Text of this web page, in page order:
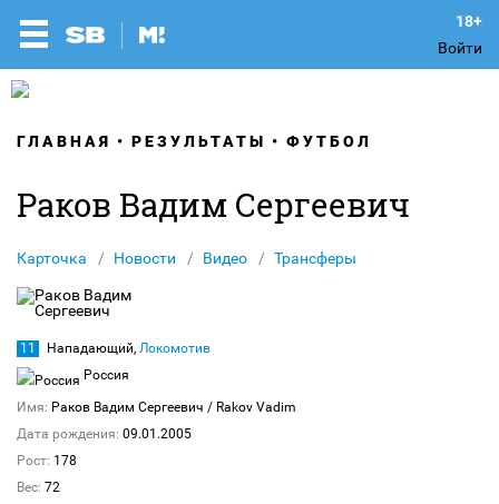
Войти
ГЛАВНАЯ РЕЗУЛЬТАТЫ ФУТБОЛ
Раков Вадим Сергеевич
Карточка Новости Видео Трансферы
11 Нападающий, Локомотив
Россия
Имя: Раков Вадим Сергеевич / Rakov Vadim
Дата рождения: 09.01.2005
Рост: 178
Вес: 72